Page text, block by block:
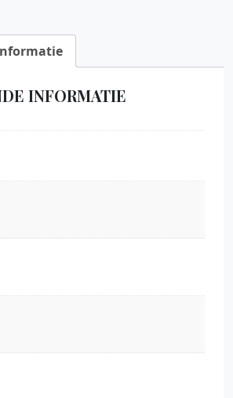
INFORMATIE